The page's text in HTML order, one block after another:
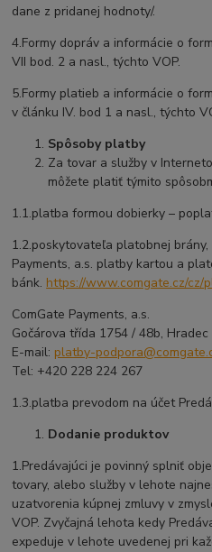
dane z pridanej hodnoty/.
4.Formy dopráv a informácie o
VII bod. 2 a nasl., týchto VOP.
5.Formy platieb a informácie o
v článku IV. bod 1 a nasl., týchto
Spôsoby platby
Za tovar a služby v
môžete platiť týmito
1.1.platba formou dobierky –
1.2.poskytovateľa platobnej
Payments, a.s. platby kartou a
bánk. https://www.comgate.cz/cz/
ComGate Payments, a.s.
Gočárova třída 1754 / 48b, Hradec
E-mail: platby-
Tel: +420 228 224 267
1.3.platba prevodom na účet
Dodanie produktov
1.Predávajúci je povinný splniť
tovary, alebo služby v lehote
uzatvorenia kúpnej zmluvy v
VOP. Zvyčajná lehota kedy
expeduje v lehote uvedenej pri